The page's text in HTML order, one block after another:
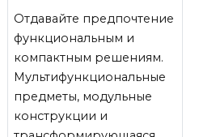
Отдавайте предпочтение
функциональным и
компактным решениям.
Мультифункциональные
предметы, модульные
конструкции и